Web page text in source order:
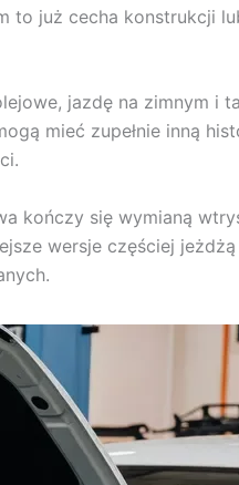
to już cecha konstrukcji
jazdę na zimnym i
mieć zupełnie inną
kończy się wymianą
wersje częściej jeżdżą